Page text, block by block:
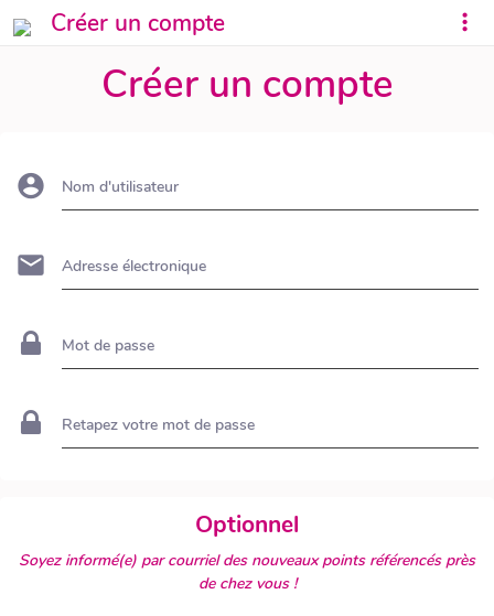
Créer un compte
Créer un compte
Nom d'utilisateur
Adresse électronique
Mot de passe
Retapez votre mot de passe
Optionnel
Soyez informé(e) par courriel des nouveaux points référencés près
de chez vous !